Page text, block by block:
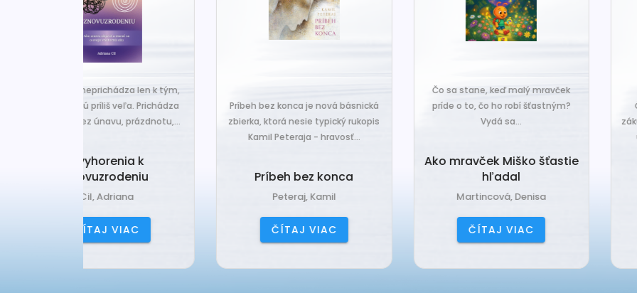
Príbeh bez konca je nová básnická
zbierka, ktorá nesie typický rukopis
Príbeh bez konca
Čo sa stane, keď malý mravček
príde o to, čo ho robí šťastným?
Vydá sa...
Ako mravček Miško šťastie
Martincová, Denisa
Čo sa stane, keď sa do
zákutiny škriatkov prisťahuje
úplne nový? Babka
Jančová, Katarína